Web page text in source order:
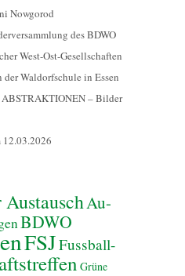
Nowgorod
des BDWO
West-Ost-Gesellschaften
Waldorfschule in Essen
– Bilder
12.03.2026
Au-
BDWO
FSJFussball-
Grüne